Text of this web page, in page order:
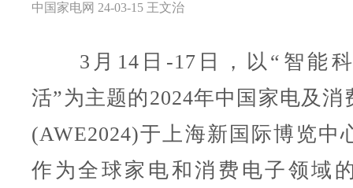
中国家电网 24-03-15 王文治
3月14日-17日，以“智能科
活”为主题的2024年中国家电及消
(AWE2024)于上海新国际博览中
作为全球家电和消费电子领域